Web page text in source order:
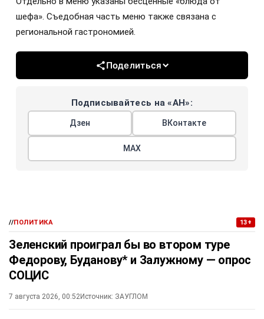
шефа». Съедобная часть меню также связана с
региональной гастрономией.
Поделиться
Подписывайтесь на «АН»:
Дзен ВКонтакте
МАХ
//ПОЛИТИКА 13+
Зеленский проиграл бы во втором туре
Федорову, Буданову* и Залужному — опрос
СОЦИС
7 августа 2026, 00:52Источник: ЗАУГЛОМ